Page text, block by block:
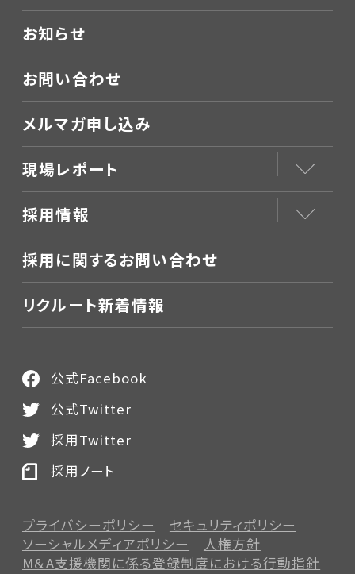
お知らせ
お問い合わせ
メルマガ申し込み
現場レポート
採用情報
採用に関するお問い合わせ
リクルート新着情報
プライバシーポリシー
セキュリティポリシー
ソーシャルメディアポリシー
人権方針
M＆A支援機関に係る登録制度における行動指針
公式Facebook
公式Twitter
採用Twitter
採用ノート